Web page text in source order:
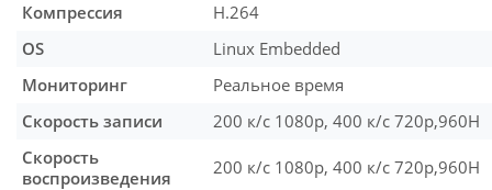
Компрессия
H.264
OS
Linux Embedded
Мониторинг
Реальное время
Скорость записи
200 к/с 1080p, 400 к/с 720p,960H
Скорость
воспроизведения
200 к/с 1080p, 400 к/с 720p,960H